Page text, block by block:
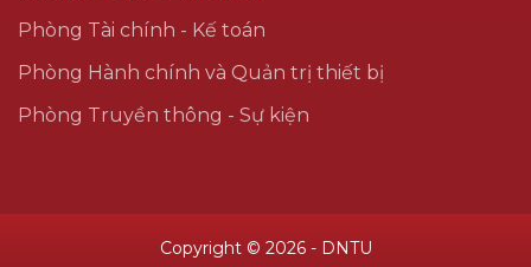
Phòng Tài chính - Kế toán
Phòng Hành chính và Quản trị thiết bị
Phòng Truyền thông - Sự kiện
Copyright © 2026 - DNTU